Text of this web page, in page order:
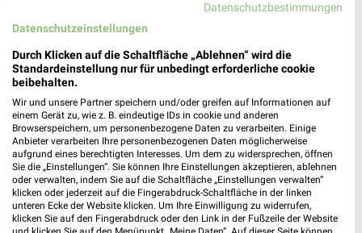
Noch heute gültig
Wohnen Spezial
XXXLutz Kaufland
Datenschutzbestimmungen
Datenschutzeinstellungen
Durch Klicken auf die Schaltfläche „Ablehnen“ wird die
Standardeinstellung nur für unbedingt erforderliche cookie
beibehalten.
Wir und unsere Partner speichern und/oder greifen auf Informationen auf
einem Gerät zu, wie z. B. eindeutige IDs in cookie und anderen
Browserspeichern, um personenbezogene Daten zu verarbeiten. Einige
Anbieter verarbeiten Ihre personenbezogenen Daten möglicherweise
aufgrund eines berechtigten Interesses. Um dem zu widersprechen, öffnen
Sie die „Einstellungen“. Sie können Ihre Einstellungen akzeptieren, ablehnen
oder verwalten, indem Sie auf die Schaltfläche „Einstellungen verwalten“
klicken oder jederzeit auf die Fingerabdruck-Schaltfläche in der linken
unteren Ecke der Website klicken. Um Ihre Einwilligung zu widerrufen,
klicken Sie auf den Fingerabdruck oder den Link in der Fußzeile der Website